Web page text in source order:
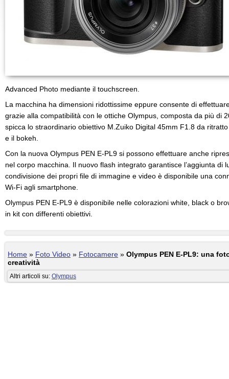
Advanced Photo mediante il touchscreen.
La macchina ha dimensioni ridottissime eppure consente di
grazie alla compatibilità con le ottiche Olympus, composta da più di
spicca lo straordinario obiettivo M.Zuiko Digital 45mm F1.8 da
e il bokeh.
Con la nuova Olympus PEN E-PL9 si possono effettuare anche
nel corpo macchina. Il nuovo flash integrato garantisce l’aggiunta di
condivisione dei propri file di immagine e video è disponibile una
Wi-Fi agli smartphone.
Olympus PEN E-PL9 è disponibile nelle colorazioni white, black o
in kit con differenti obiettivi.
Home » Foto Video » Fotocamere » Olympus PEN E-PL9: una
creatività
Altri articoli su: Olympus